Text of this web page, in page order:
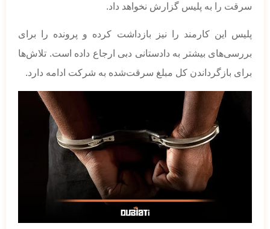
سرقت را به پلیس گزارش نخواهد داد.
پلیس این کارمند را نیز بازداشت کرده و پرونده را برای
بررسی‌های بیشتر به دادستانی دبی ارجاع داده است. تلاش‌ها
برای بازگرداندن کل مبلغ سرقت‌شده به شرکت ادامه دارد.